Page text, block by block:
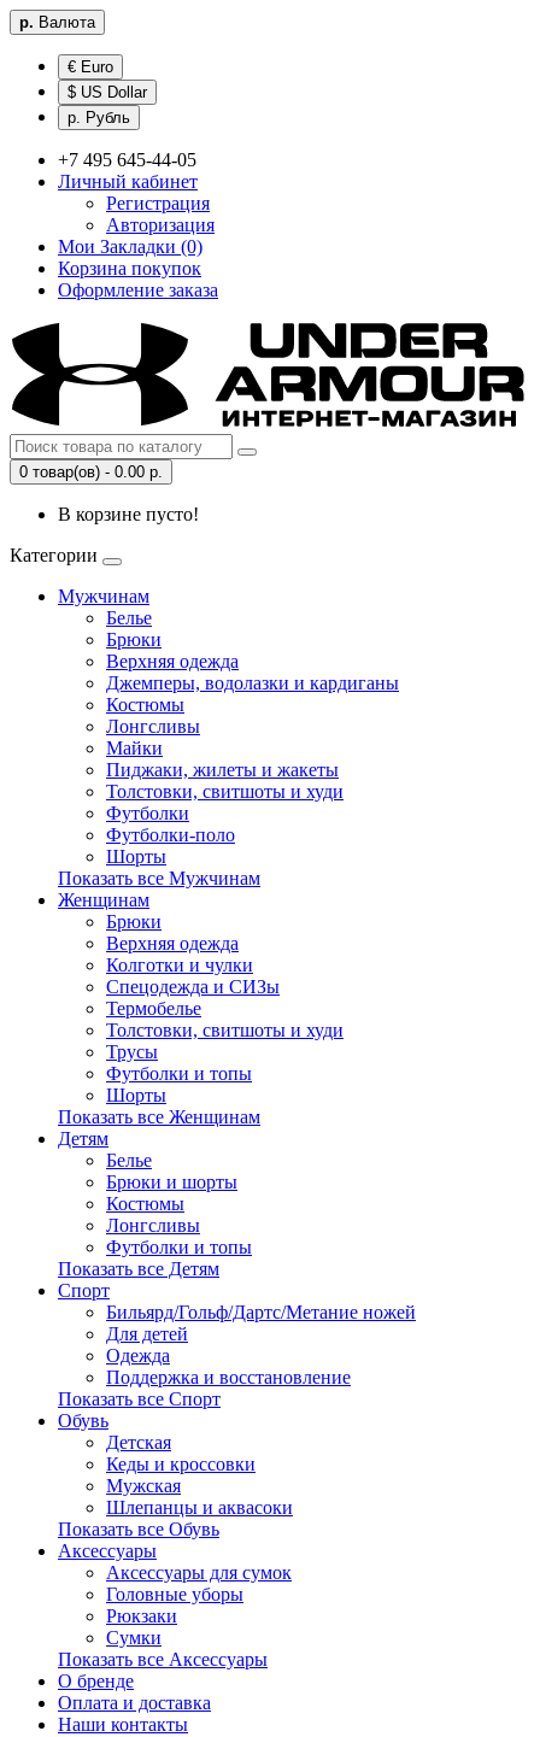
р. Валюта
€ Euro
$ US Dollar
р. Рубль
+7 495 645-44-05
Личный кабинет
Регистрация
Авторизация
Мои Закладки (0)
Корзина покупок
Оформление заказа
0 товар(ов) - 0.00 р.
В корзине пусто!
Категории
Мужчинам
Белье
Брюки
Верхняя одежда
Джемперы, водолазки и кардиганы
Костюмы
Лонгсливы
Майки
Пиджаки, жилеты и жакеты
Толстовки, свитшоты и худи
Футболки
Футболки-поло
Шорты
Показать все Мужчинам
Женщинам
Брюки
Верхняя одежда
Колготки и чулки
Спецодежда и СИЗы
Термобелье
Толстовки, свитшоты и худи
Трусы
Футболки и топы
Шорты
Показать все Женщинам
Детям
Белье
Брюки и шорты
Костюмы
Лонгсливы
Футболки и топы
Показать все Детям
Спорт
Бильярд/Гольф/Дартс/Метание ножей
Для детей
Одежда
Поддержка и восстановление
Показать все Спорт
Обувь
Детская
Кеды и кроссовки
Мужская
Шлепанцы и аквасоки
Показать все Обувь
Аксессуары
Аксессуары для сумок
Головные уборы
Рюкзаки
Сумки
Показать все Аксессуары
О бренде
Оплата и доставка
Наши контакты